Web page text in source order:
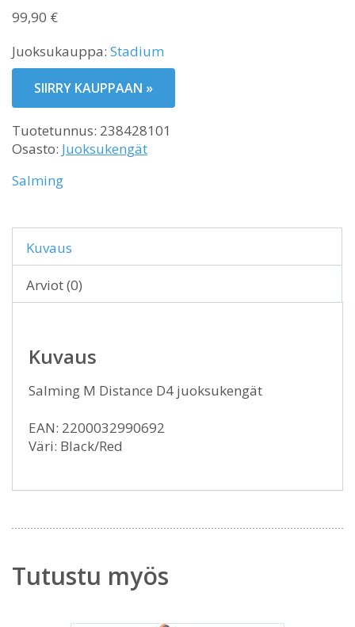
99,90 €
Juoksukauppa: Stadium
SIIRRY KAUPPAAN »
Tuotetunnus: 238428101
Osasto: Juoksukengät
Salming
Kuvaus
Arviot (0)
Kuvaus
Salming M Distance D4 juoksukengät
EAN: 2200032990692
Väri: Black/Red
Tutustu myös